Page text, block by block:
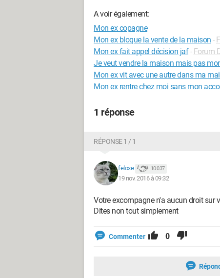
A voir également:
Mon ex copagne
Mon ex bloque la vente de la maison -
Mon ex fait appel décision jaf - Forum
Je veut vendre la maison mais pas
Mon ex vit avec une autre dans ma
Mon ex rentre chez moi sans mon
1 réponse
RÉPONSE 1 / 1
feloxe 10 037
19 nov. 2016 à 09:32
Votre excompagne n'a aucun droit sur
Dites non tout simplement
Commenter 0